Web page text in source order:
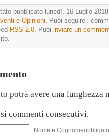
pubblicato lunedì, 16 Luglio
e Opinioni. Puoi seguire i
RSS 2.0. Puoi inviare un
potrà avere una lunghezza
commenti consecutivi.
Nome e